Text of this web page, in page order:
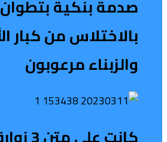
صدمة بنكية
بالاختلاس من كبار
والزبناء مرعوبون